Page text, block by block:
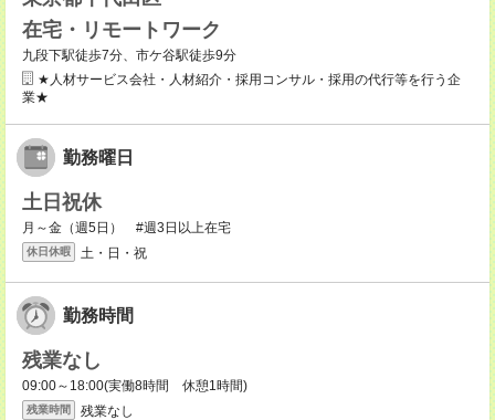
在宅・リモートワーク
九段下駅徒歩7分、市ケ谷駅徒歩9分
★人材サービス会社・人材紹介・採用コンサル・採用の代行等を行う企
業★
勤務曜日
土日祝休
月～金（週5日） #週3日以上在宅
休日休暇 土・日・祝
勤務時間
残業なし
09:00～18:00(実働8時間 休憩1時間)
残業時間 残業なし